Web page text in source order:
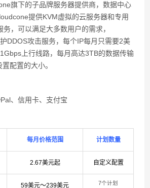
旗下的子品牌服务器提供商，数据中心
提供KVM虚拟的云服务器和专用
，可以满足大多数用户的需求，
DDOS攻击服务，每个IP每月只需要2美
上行线路，每月高达3TB的数据传输
配置的大小。
、信用卡、支付宝
每月价格范围 计划数量
2.67美元起 自定义配置
59美元～239美元 7个计划